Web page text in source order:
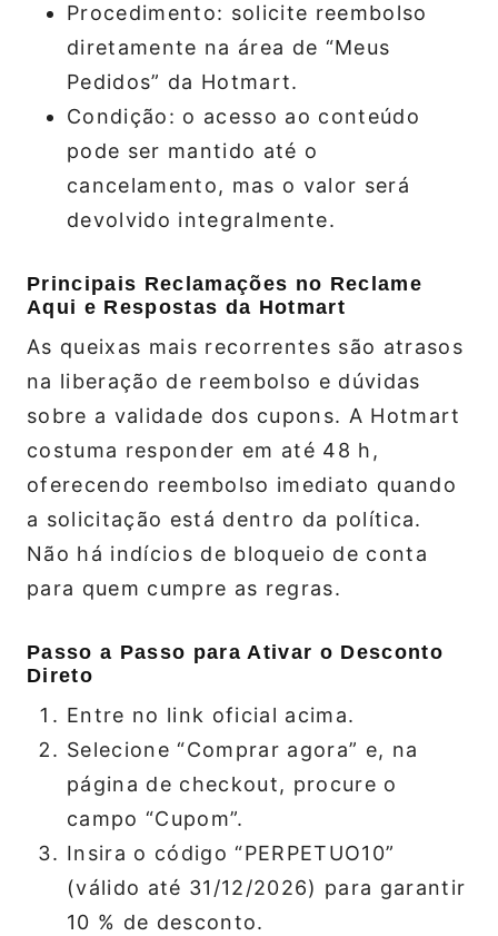
Procedimento: solicite reembolso
diretamente na área de “Meus
Pedidos” da Hotmart.
Condição: o acesso ao conteúdo
pode ser mantido até o
cancelamento, mas o valor será
devolvido integralmente.
Principais Reclamações no Reclame
Aqui e Respostas da Hotmart
As queixas mais recorrentes são atrasos
na liberação de reembolso e dúvidas
sobre a validade dos cupons. A Hotmart
costuma responder em até 48 h,
oferecendo reembolso imediato quando
a solicitação está dentro da política.
Não há indícios de bloqueio de conta
para quem cumpre as regras.
Passo a Passo para Ativar o Desconto
Direto
Entre no link oficial acima.
Selecione “Comprar agora” e, na
página de checkout, procure o
campo “Cupom”.
Insira o código “PERPETUO10”
(válido até 31/12/2026) para garantir
10 % de desconto.